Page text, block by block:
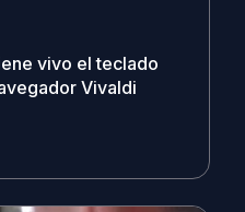
vivo el teclado
Vivaldi